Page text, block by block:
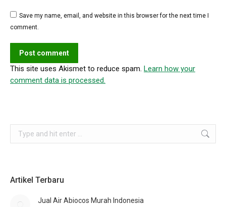
Save my name, email, and website in this browser for the next time I
comment.
Post comment
This site uses Akismet to reduce spam. Learn how your
comment data is processed.
Search:
Artikel Terbaru
Jual Air Abiocos Murah Indonesia